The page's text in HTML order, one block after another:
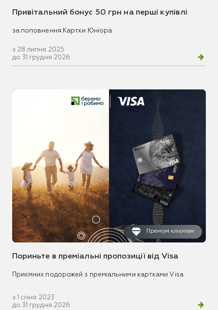
Привітальний бонус 50 грн на перші купівлі
за поповнення Картки Юніора
з 28 липня 2025
до 31 грудня 2026
Преміум клієнтам
Пориньте в преміальні пропозиції від Visa
Приємних подорожей з преміальними картками Visa
з 1 січня 2023
до 31 грудня 2026